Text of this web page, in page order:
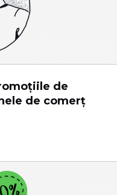
de
de comerț